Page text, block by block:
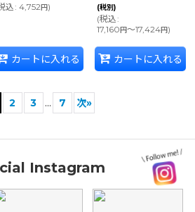
込: 4,752円)
カートに入れる
(税別)
(税込:
17,160円～17,424円)
カートに入れる
2 3 ... 7 次»
Instagram